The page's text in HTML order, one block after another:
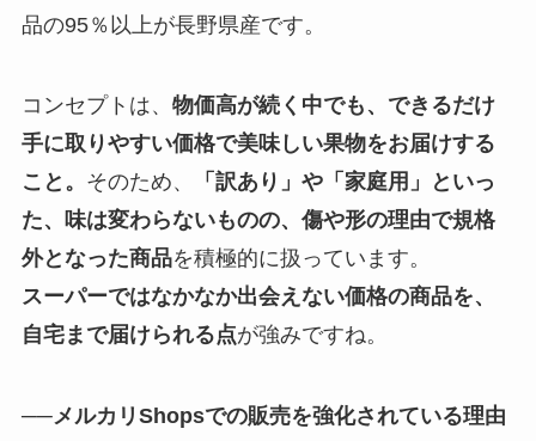
品の95％以上が長野県産です。
コンセプトは、 物価高が続く中でも、できるだけ
手に取りやすい価格で美味しい果物をお届けする
こと。 そのため、
「訳あり」や「家庭用」といっ
た、味は変わらないものの、傷や形の理由で規格
外となった商品を積極的に扱っています。
スーパーではなかなか出会えない価格の商品を、
自宅まで届けられる点が強みですね。
──メルカリShopsでの販売を強化されている理由